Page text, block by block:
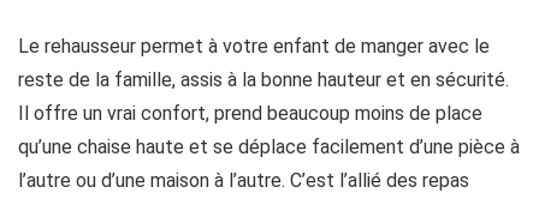
Le rehausseur permet à votre enfant de manger avec le
reste de la famille, assis à la bonne hauteur et en sécurité.
Il offre un vrai confort, prend beaucoup moins de place
qu’une chaise haute et se déplace facilement d’une pièce à
l’autre ou d’une maison à l’autre. C’est l’allié des repas